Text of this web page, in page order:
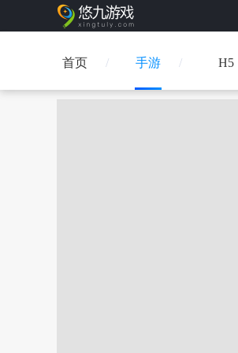
首页 手游 H5